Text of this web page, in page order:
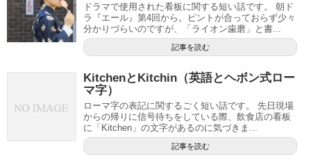
ドラマで使用された看板に関する短い話です。 朝ド
ラ『エール』第4回から。ピントが合っておらず少々
分かりづらいのですが、「ライオン歯磨」と書...
記事を読む
KitchenとKitchin（英語とヘボン式ロー
マ字）
ローマ字の表記に関するごく短い話です。 先日現場
からの帰りに信号待ちをしている際、飲食店の看板
に「Kitchen」の文字があるのに気づきま...
記事を読む